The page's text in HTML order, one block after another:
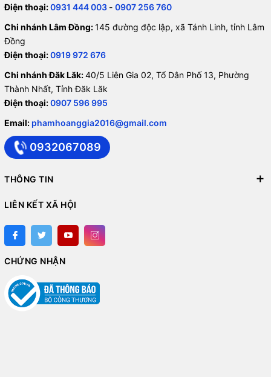
Điện thoại:0931 444 003 - 0907 256 760
Chi nhánh Lâm Đồng:145 đường độc lập, xã Tánh Linh, tỉnh Lâm
Đồng
Điện thoại:0919 972 676
Chi nhánh Đăk Lăk:40/5 Liên Gia 02, Tổ Dân Phố 13, Phường
Thành Nhất, Tỉnh Đăk Lăk
Điện thoại:0907 596 995
Email: phamhoanggia2016@gmail.com
0932067089
THÔNG TIN
LIÊN KẾT XÃ HỘI
CHỨNG NHẬN